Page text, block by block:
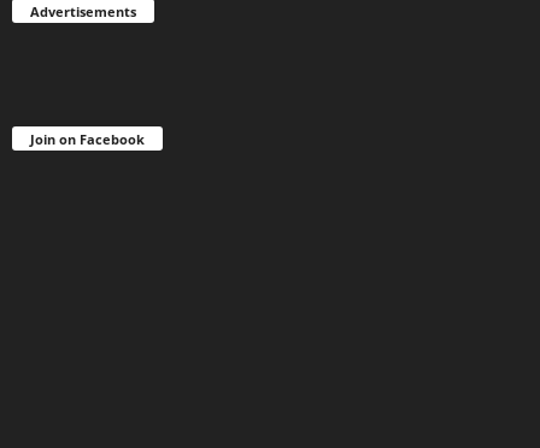
Advertisements
Join on Facebook